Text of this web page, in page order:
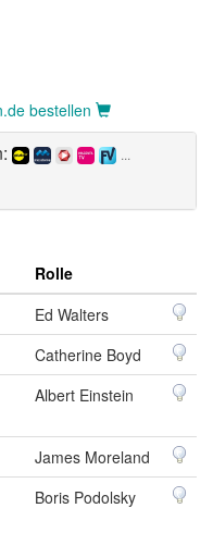
bestellen
...
Rolle
Ed Walters
Catherine Boyd
Albert Einstein
James Moreland
Boris Podolsky